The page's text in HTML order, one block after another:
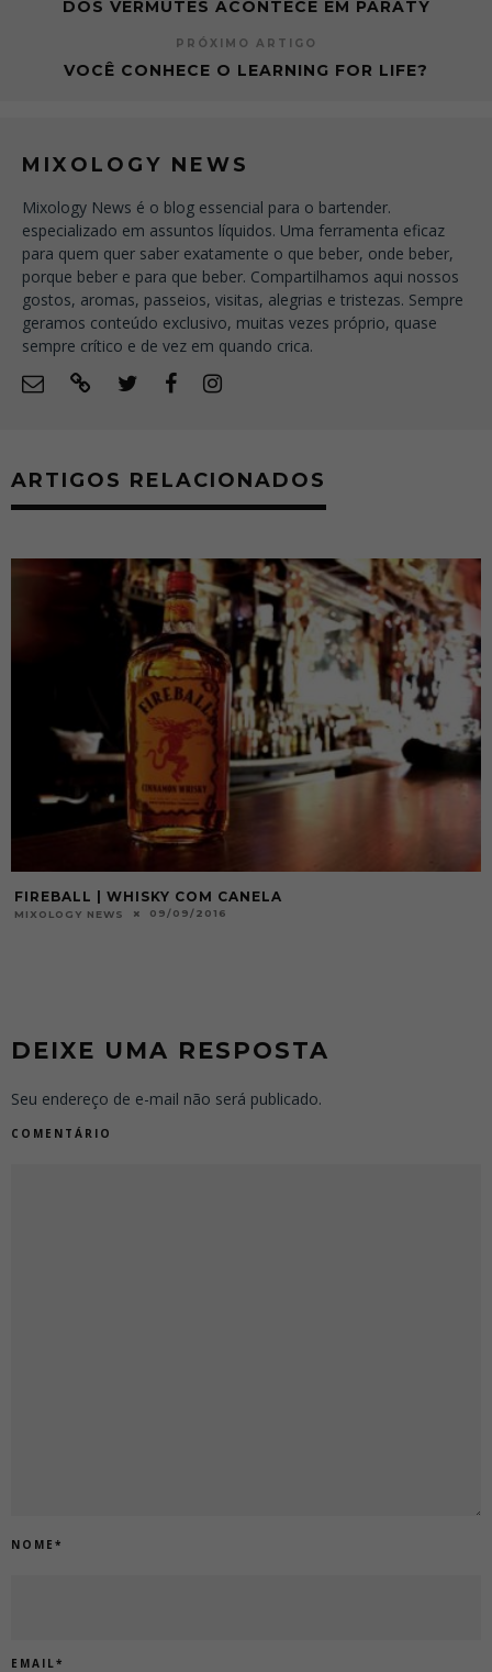
DOS VERMUTES ACONTECE EM PARATY
PRÓXIMO ARTIGO
VOCÊ CONHECE O LEARNING FOR LIFE?
MIXOLOGY NEWS
Mixology News é o blog essencial para o bartender.
especializado em assuntos líquidos. Uma ferramenta eficaz
para quem quer saber exatamente o que beber, onde beber,
porque beber e para que beber. Compartilhamos aqui nossos
gostos, aromas, passeios, visitas, alegrias e tristezas. Sempre
geramos conteúdo exclusivo, muitas vezes próprio, quase
sempre crítico e de vez em quando crica.
ARTIGOS RELACIONADOS
FIREBALL | WHISKY COM CANELA
MIXOLOGY NEWS 09/09/2016
DEIXE UMA RESPOSTA
Seu endereço de e-mail não será publicado.
COMENTÁRIO
NOME *
EMAIL*